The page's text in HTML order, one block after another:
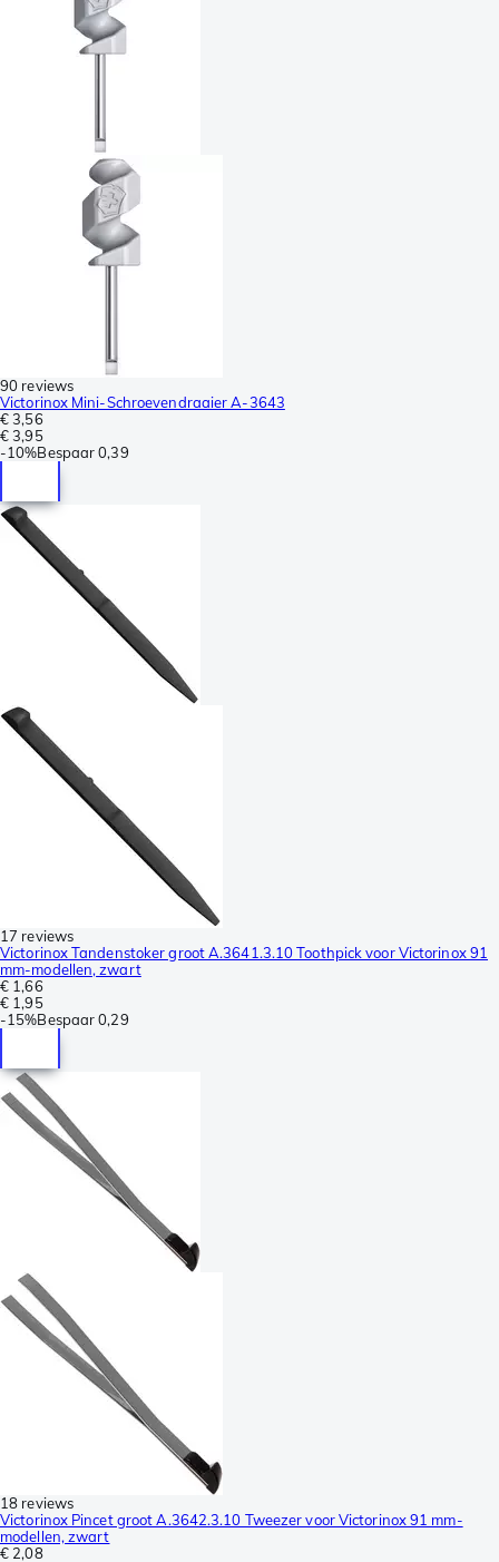
90 reviews
Victorinox Mini-Schroevendraaier A-3643
€ 3,56
€ 3,95
-10%Bespaar 0,39
17 reviews
Victorinox Tandenstoker groot A.3641.3.10 Toothpick voor Victorinox 91
mm-modellen, zwart
€ 1,66
€ 1,95
-15%Bespaar 0,29
18 reviews
Victorinox Pincet groot A.3642.3.10 Tweezer voor Victorinox 91 mm-
modellen, zwart
€ 2,08